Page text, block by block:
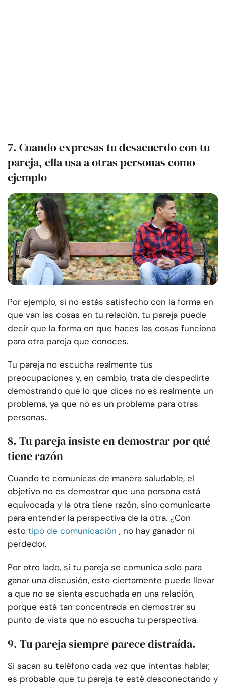
7. Cuando expresas tu desacuerdo con tu
pareja, ella usa a otras personas como
ejemplo
Por ejemplo, si no estás satisfecho con la forma en
que van las cosas en tu relación, tu pareja puede
decir que la forma en que haces las cosas funciona
para otra pareja que conoces.
Tu pareja no escucha realmente tus
preocupaciones y, en cambio, trata de despedirte
demostrando que lo que dices no es realmente un
problema, ya que no es un problema para otras
personas.
8. Tu pareja insiste en demostrar por qué
tiene razón
Cuando te comunicas de manera saludable, el
objetivo no es demostrar que una persona está
equivocada y la otra tiene razón, sino comunicarte
para entender la perspectiva de la otra. ¿Con
esto tipo de comunicación , no hay ganador ni
perdedor.
Por otro lado, si tu pareja se comunica solo para
ganar una discusión, esto ciertamente puede llevar
a que no se sienta escuchada en una relación,
porque está tan concentrada en demostrar su
punto de vista que no escucha tu perspectiva.
9. Tu pareja siempre parece distraída.
Si sacan su teléfono cada vez que intentas hablar,
es probable que tu pareja te esté desconectando y